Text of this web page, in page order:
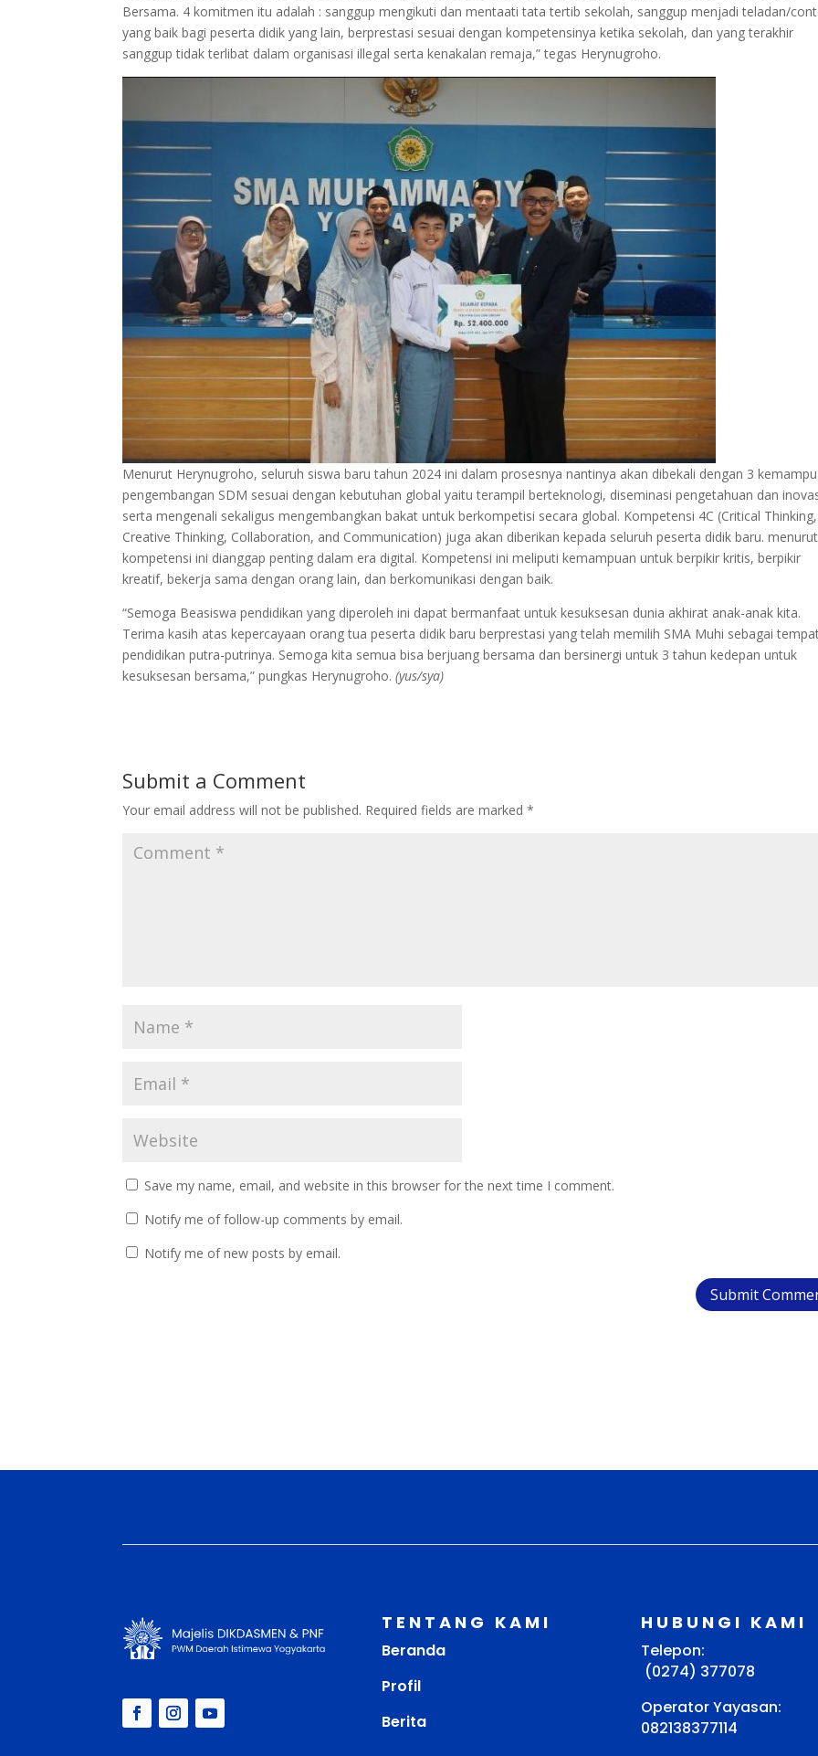
Bersama. 4 komitmen itu adalah : sanggup mengikuti dan mentaati tata tertib sekolah, sanggup menjadi teladan/
yang baik bagi peserta didik yang lain, berprestasi sesuai dengan kompetensinya ketika sekolah, dan yang terakhir
sanggup tidak terlibat dalam organisasi illegal serta kenakalan remaja,” tegas Herynugroho.
Menurut Herynugroho, seluruh siswa baru tahun 2024 ini dalam prosesnya nantinya akan dibekali dengan 3
pengembangan SDM sesuai dengan kebutuhan global yaitu terampil berteknologi, diseminasi pengetahuan dan
serta mengenali sekaligus mengembangkan bakat untuk berkompetisi secara global. Kompetensi 4C (Critical Thinking,
Creative Thinking, Collaboration, and Communication) juga akan diberikan kepada seluruh peserta didik baru.
kompetensi ini dianggap penting dalam era digital. Kompetensi ini meliputi kemampuan untuk berpikir kritis, berpikir
kreatif, bekerja sama dengan orang lain, dan berkomunikasi dengan baik.
“Semoga Beasiswa pendidikan yang diperoleh ini dapat bermanfaat untuk kesuksesan dunia akhirat anak-anak kita.
Terima kasih atas kepercayaan orang tua peserta didik baru berprestasi yang telah memilih SMA Muhi sebagai
pendidikan putra-putrinya. Semoga kita semua bisa berjuang bersama dan bersinergi untuk 3 tahun kedepan untuk
kesuksesan bersama,” pungkas Herynugroho.(yus/sya)
Submit a Comment
Your email address will not be published. Required fields are marked*
Save my name, email, and website in this browser for the next time I comment.
Notify me of follow-up comments by email.
Notify me of new posts by email.
TENTANG KAMI
Beranda
Profil
Berita
HUBUNGI KAMI
Telepon:
(0274) 377078
Operator Yayasan:
082138377114